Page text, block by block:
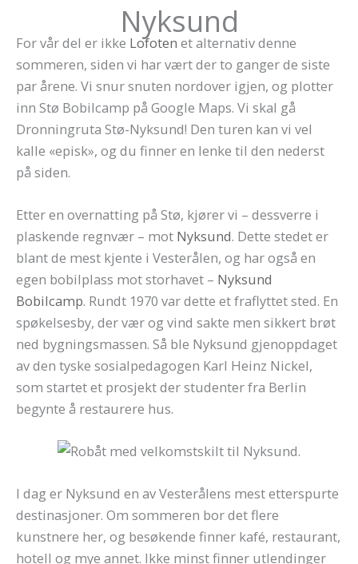
Nyksund
For vår del er ikke Lofoten et alternativ denne
sommeren, siden vi har vært der to ganger de siste
par årene. Vi snur snuten nordover igjen, og plotter
inn Stø Bobilcamp på Google Maps. Vi skal gå
Dronningruta Stø-Nyksund! Den turen kan vi vel
kalle «episk», og du finner en lenke til den nederst
på siden.
Etter en overnatting på Stø, kjører vi – dessverre i
plaskende regnvær – mot Nyksund. Dette stedet er
blant de mest kjente i Vesterålen, og har også en
egen bobilplass mot storhavet – Nyksund
Bobilcamp. Rundt 1970 var dette et fraflyttet sted. En
spøkelsesby, der vær og vind sakte men sikkert brøt
ned bygningsmassen. Så ble Nyksund gjenoppdaget
av den tyske sosialpedagogen Karl Heinz Nickel,
som startet et prosjekt der studenter fra Berlin
begynte å restaurere hus.
I dag er Nyksund en av Vesterålens mest etterspurte
destinasjoner. Om sommeren bor det flere
kunstnere her, og besøkende finner kafé, restaurant,
hotell og mye annet. Ikke minst finner utlendinger